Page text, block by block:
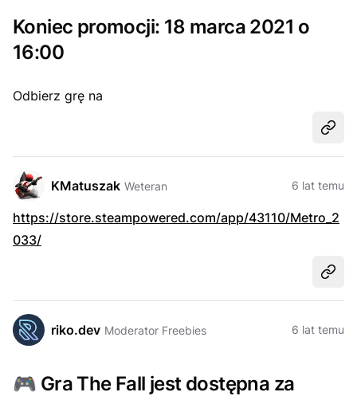
Koniec promocji: 18 marca 2021 o
16:00
Odbierz grę na
KMatuszak Weteran 6 lat temu
https://store.steampowered.com/app/43110/Metro_2
033/
riko.dev Moderator Freebies 6 lat temu
🎮 Gra The Fall jest dostępna za